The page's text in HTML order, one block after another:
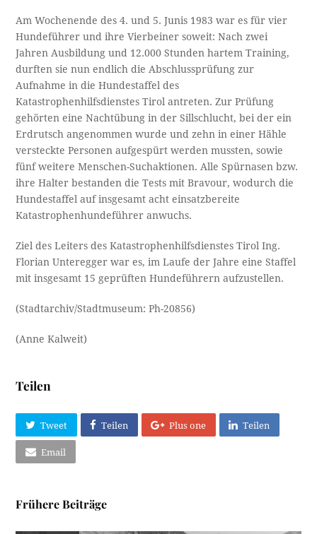
Am Wochenende des 4. und 5. Junis 1983 war es für vier
Hundeführer und ihre Vierbeiner soweit: Nach zwei
Jahren Ausbildung und 12.000 Stunden hartem Training,
durften sie nun endlich die Abschlussprüfung zur
Aufnahme in die Hundestaffel des
Katastrophenhilfsdienstes Tirol antreten. Zur Prüfung
gehörten eine Nachtübung in der Sillschlucht, bei der ein
Erdrutsch angenommen wurde und zehn in einer Hähle
versteckte Personen aufgespürt werden mussten, sowie
fünf weitere Menschen-Suchaktionen. Alle Spürnasen bzw.
ihre Halter bestanden die Tests mit Bravour, wodurch die
Hundestaffel auf insgesamt acht einsatzbereite
Katastrophenhundeführer anwuchs.
Ziel des Leiters des Katastrophenhilfsdienstes Tirol Ing.
Florian Unteregger war es, im Laufe der Jahre eine Staffel
mit insgesamt 15 geprüften Hundeführern aufzustellen.
(Stadtarchiv/Stadtmuseum: Ph-20856)
(Anne Kalweit)
Teilen
Tweet Teilen Plus one Teilen
Email
Frühere Beiträge